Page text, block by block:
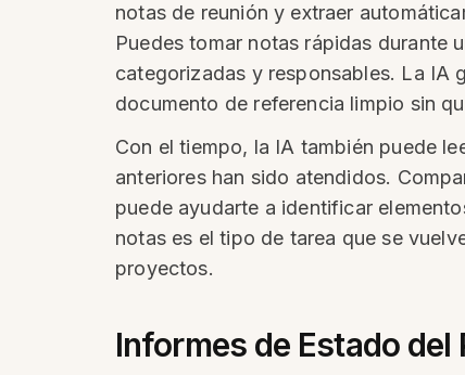
notas de reunión y extraer
Puedes tomar notas rápidas durante
categorizadas y responsables. La IA
documento de referencia limpio sin
Con el tiempo, la IA también puede
anteriores han sido atendidos.
puede ayudarte a identificar
notas es el tipo de tarea que se
proyectos.
Informes de Estado